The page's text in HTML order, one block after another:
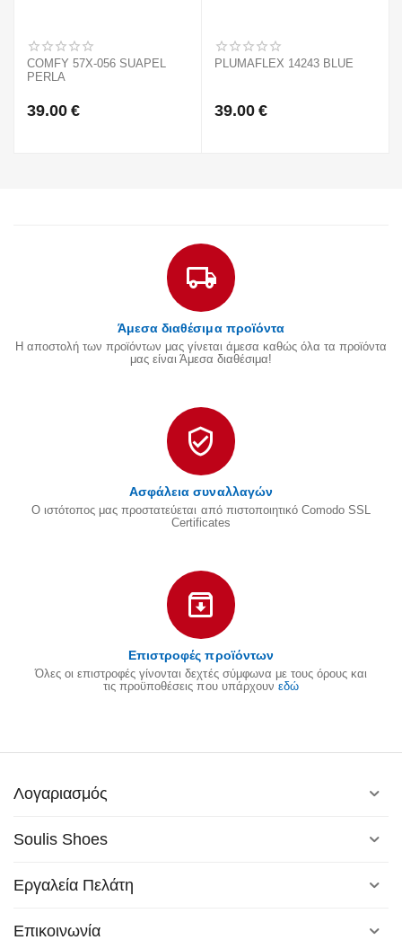
COMFY 57X-056 SUAPEL
PERLA
39.00 €
PLUMAFLEX 14243 BLUE
39.00 €
Άμεσα διαθέσιμα προϊόντα
Η αποστολή των προϊόντων μας γίνεται άμεσα καθώς όλα τα προϊόντα
μας είναι Άμεσα διαθέσιμα!
Ασφάλεια συναλλαγών
Ο ιστότοπος μας προστατεύεται από πιστοποιητικό Comodo SSL
Certificates
Επιστροφές προϊόντων
Όλες οι επιστροφές γίνονται δεχτές σύμφωνα με τους όρους και
τις προϋποθέσεις που υπάρχουν εδώ
Λογαριασμός
Soulis Shoes
Εργαλεία Πελάτη
Επικοινωνία